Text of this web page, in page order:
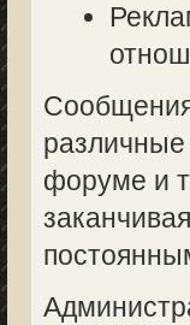
форуме и